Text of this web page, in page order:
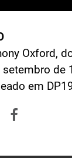
Oxford,
de
em